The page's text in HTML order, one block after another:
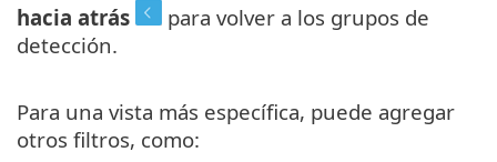
hacia atrás
para volver a los grupos de
detección.
Para una vista más específica, puede agregar
otros filtros, como: